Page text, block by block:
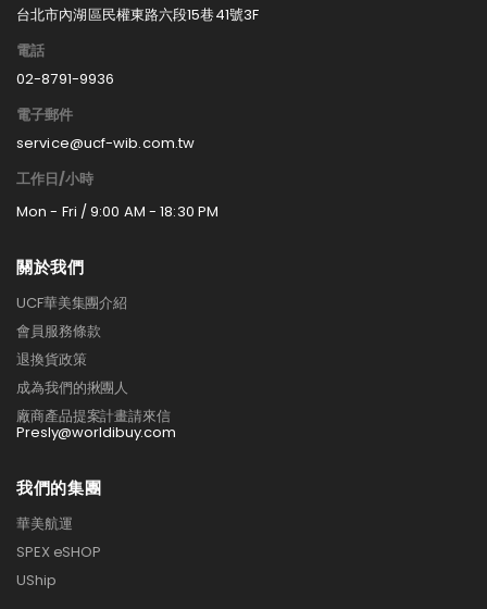
台北市內湖區民權東路六段15巷41號3F
電話
02-8791-9936
電子郵件
service@ucf-wib.com.tw
工作日/小時
Mon - Fri / 9:00 AM - 18:30 PM
關於我們
UCF華美集團介紹
會員服務條款
退換貨政策
成為我們的揪團人
廠商產品提案計畫請來信
Presly@worldibuy.com
我們的集團
華美航運
SPEX eSHOP
UShip